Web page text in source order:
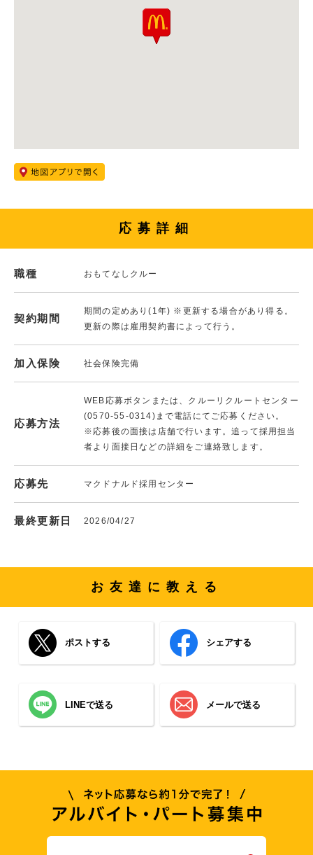
応募詳細
職種 おもてなしクルー
契約期間
期間の定めあり(1年) ※更新する場合があり得る。
更新の際は雇用契約書によって行う。
加入保険 社会保険完備
応募方法
WEB応募ボタンまたは、クルーリクルートセンター
(0570-55-0314)まで電話にてご応募ください。
※応募後の面接は店舗で行います。追って採用担当
者より面接日などの詳細をご連絡致します。
応募先 マクドナルド採用センター
最終更新日 2026/04/27
お友達に教える
ポストする シェアする
LINEで送る メールで送る